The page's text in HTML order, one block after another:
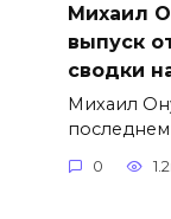
Михаил
выпуск
сводки
Михаил
0